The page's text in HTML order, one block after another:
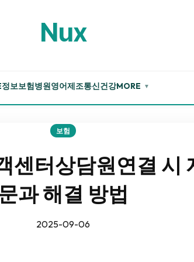
Nux
정보보험병원영어제조통신건강MORE ▼
보험
센터상담원연결 시
과 해결 방법
2025-09-06